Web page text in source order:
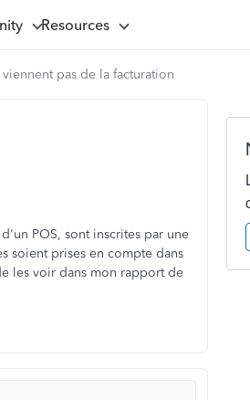
Resources
pas de la facturation
POS, sont inscrites par une
soient prises en compte dans
les voir dans mon rapport de